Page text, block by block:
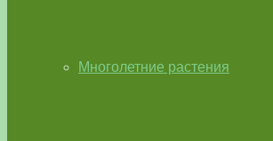
Многолетние растения